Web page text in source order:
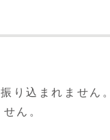
り込まれません。
ん。